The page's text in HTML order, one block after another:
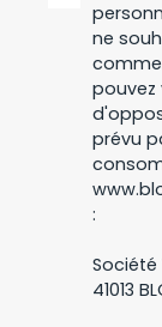
ne
pouvez
prévu
:
Société
41013